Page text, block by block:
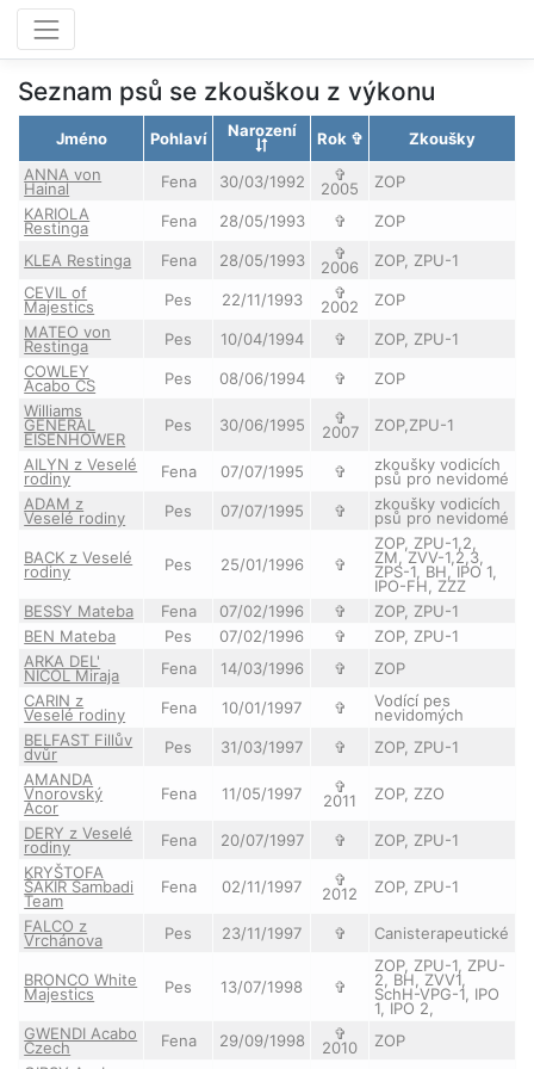
Seznam psů se zkouškou z výkonu
Jméno Pohlaví Narození Rok ✞
Zkoušky
ANNA von
Hainal Fena 30/03/1992 ✞
2005
ZOP
KARIOLA
Restinga Fena 28/05/1993 ✞ ZOP
KLEA Restinga Fena 28/05/1993 ✞
2006
ZOP, ZPU-1
CEVIL of
Majestics Pes 22/11/1993 ✞
2002
ZOP
MATEO von
Restinga Pes 10/04/1994 ✞
ZOP, ZPU-1
COWLEY
Acabo CS Pes 08/06/1994 ✞
ZOP
Williams
GENERAL
EISENHOWER
Pes 30/06/1995 ✞
2007 ZOP,ZPU-1
AILYN z Veselé
rodiny Fena 07/07/1995 ✞ zkoušky vodicích
psů pro nevidomé
ADAM z
Veselé rodiny Pes 07/07/1995 ✞ zkoušky vodicích
psů pro nevidomé
BACK z Veselé
rodiny Pes 25/01/1996 ✞
ZOP, ZPU-1,2,
ZM, ZVV-1,2,3,
ZPS-1, BH, IPO 1,
IPO-FH, ZZZ
BESSY Mateba
Fena 07/02/1996 ✞
ZOP, ZPU-1
BEN Mateba
Pes 07/02/1996 ✞
ZOP, ZPU-1
ARKA DEL'
NICOL Miraja Fena 14/03/1996 ✞
ZOP
CARIN z
Veselé rodiny Fena 10/01/1997 ✞ Vodící pes
nevidomých
BELFAST Fillův
dvůr Pes 31/03/1997 ✞
ZOP, ZPU-1
AMANDA
Vnorovský
Acor
Fena 11/05/1997 ✞
2011 ZOP, ZZO
DERY z Veselé
rodiny Fena 20/07/1997 ✞
ZOP, ZPU-1
KRYŠTOFA
ŠAKIR Sambadi
Team
Fena 02/11/1997 ✞
2012 ZOP, ZPU-1
FALCO z
Vrchánova Pes 23/11/1997 ✞ Canisterapeutické
BRONCO White
Majestics Pes 13/07/1998 ✞
ZOP, ZPU-1, ZPU-
2, BH, ZVV1,
SchH-VPG-1, IPO
1, IPO 2,
GWENDI Acabo
Czech Fena 29/09/1998 ✞
2010
ZOP